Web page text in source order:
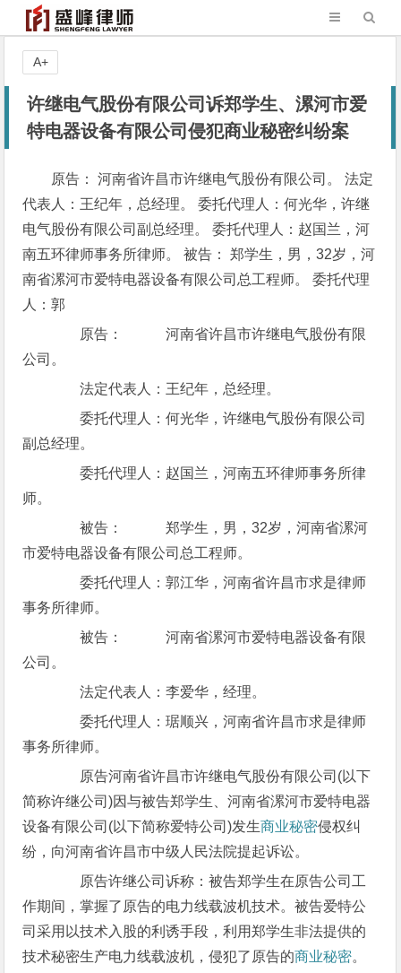
许继电气股份有限公司诉郑学生、漯河市爱
特电器设备有限公司侵犯商业秘密纠纷案
原告： 河南省许昌市许继电气股份有限公司。 法定
代表人：王纪年，总经理。 委托代理人：何光华，许继
电气股份有限公司副总经理。 委托代理人：赵国兰，河
南五环律师事务所律师。 被告： 郑学生，男，32岁，河
南省漯河市爱特电器设备有限公司总工程师。 委托代理
人：郭
原告： 河南省许昌市许继电气股份有限
公司。
法定代表人：王纪年，总经理。
委托代理人：何光华，许继电气股份有限公司
副总经理。
委托代理人：赵国兰，河南五环律师事务所律
师。
被告： 郑学生，男，32岁，河南省漯河
市爱特电器设备有限公司总工程师。
委托代理人：郭江华，河南省许昌市求是律师
事务所律师。
被告： 河南省漯河市爱特电器设备有限
公司。
法定代表人：李爱华，经理。
委托代理人：琚顺兴，河南省许昌市求是律师
事务所律师。
原告河南省许昌市许继电气股份有限公司(以下
简称许继公司)因与被告郑学生、河南省漯河市爱特电器
设备有限公司(以下简称爱特公司)发生商业秘密侵权纠
纷，向河南省许昌市中级人民法院提起诉讼。
原告许继公司诉称：被告郑学生在原告公司工
作期间，掌握了原告的电力线载波机技术。被告爱特公
司采用以技术入股的利诱手段，利用郑学生非法提供的
技术秘密生产电力线载波机，侵犯了原告的商业秘密。
A+